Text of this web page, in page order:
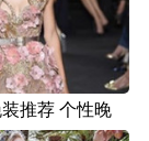
推荐 个性晚